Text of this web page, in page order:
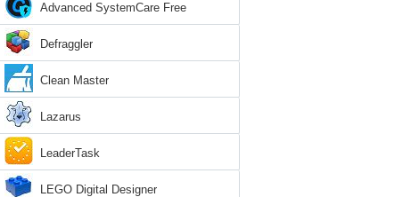
Advanced SystemCare Free
Defraggler
Clean Master
Lazarus
LeaderTask
LEGO Digital Designer